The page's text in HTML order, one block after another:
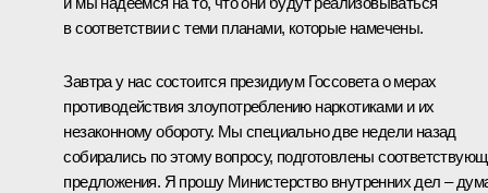
в соответствии с теми планами, которые намечены.
Завтра у нас состоится президиум Госсовета о мерах
противодействия злоупотреблению наркотиками и их
незаконному обороту. Мы специально две недели назад
собирались по этому вопросу, подготовлены
предложения. Я прошу Министерство внутренних дел –